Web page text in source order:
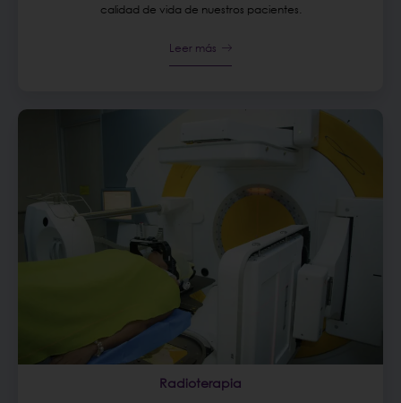
calidad de vida de nuestros pacientes.
Leer más
Radioterapia